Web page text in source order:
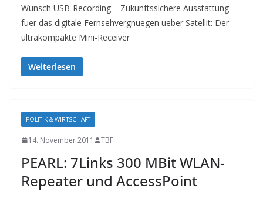
Wunsch USB-Recording – Zukunftssichere Ausstattung
fuer das digitale Fernsehvergnuegen ueber Satellit: Der
ultrakompakte Mini-Receiver
Weiterlesen
POLITIK & WIRTSCHAFT
14. November 2011 TBF
PEARL: 7Links 300 MBit WLAN-
Repeater und AccessPoint